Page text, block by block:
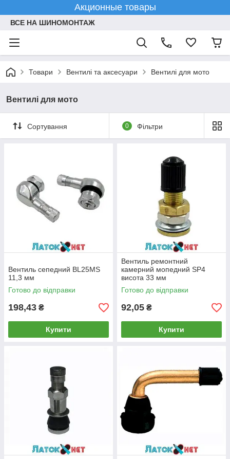
Акционные товары
ВСЕ НА ШИНОМОНТАЖ
Товари Вентилі та аксесуари Вентилі для мото
Вентилі для мото
Сортування 0 Фільтри
Вентиль сепедний BL25MS
11,3 мм
Готово до відправки
198,43 ₴
Купити
Вентиль ремонтний
камерний мопедний SP4
висота 33 мм
Готово до відправки
92,05 ₴
Купити